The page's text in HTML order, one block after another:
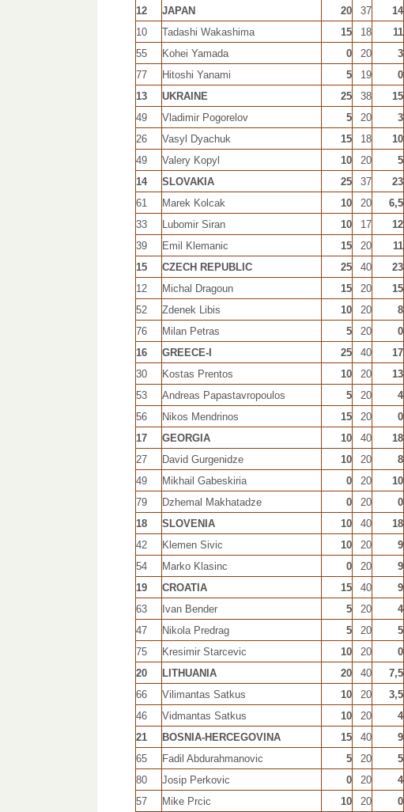
12
JAPAN 20 37 14
10
Tadashi Wakashima 15 18 11
55
Kohei Yamada 0 20 3
77
Hitoshi Yanami 5 19 0
13
UKRAINE 25 38 15
49
Vladimir Pogorelov 5 20 3
26
Vasyl Dyachuk 15 18 10
49
Valery Kopyl 10 20 5
14
SLOVAKIA 25 37 23
61
Marek Kolcak 10 20 6,5
33
Lubomir Siran 10 17 12
39
Emil Klemanic 15 20 11
15
CZECH REPUBLIC 25 40 23
12
Michal Dragoun 15 20 15
52
Zdenek Libis 10 20 8
76
Milan Petras 5 20 0
16
GREECE-I 25 40 17
30
Kostas Prentos 10 20 13
53
Andreas Papastavropoulos 5 20 4
56
Nikos Mendrinos 15 20 0
17
GEORGIA 10 40 18
27
David Gurgenidze 10 20 8
49
Mikhail Gabeskiria 0 20 10
79
Dzhemal Makhatadze 0 20 0
18
SLOVENIA 10 40 18
42
Klemen Sivic 10 20 9
54
Marko Klasinc 0 20 9
19
CROATIA 15 40 9
63
Ivan Bender 5 20 4
47
Nikola Predrag 5 20 5
75
Kresimir Starcevic 10 20 0
20
LITHUANIA 20 40 7,5
66
Vilimantas Satkus 10 20 3,5
46
Vidmantas Satkus 10 20 4
21
BOSNIA-HERCEGOVINA 15 40 9
65
Fadil Abdurahmanovic 5 20 5
80
Josip Perkovic 0 20 4
57
Mike Prcic 10 20 0